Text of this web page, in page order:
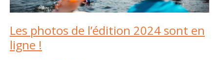
Les photos de l’édition 2024 sont en
ligne !